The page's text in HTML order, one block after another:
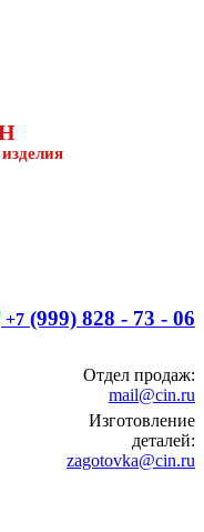
+7 (999) 828 - 73 - 06
Отдел продаж:
mail@cin.ru
Изготовление
деталей:
zagotovka@cin.ru